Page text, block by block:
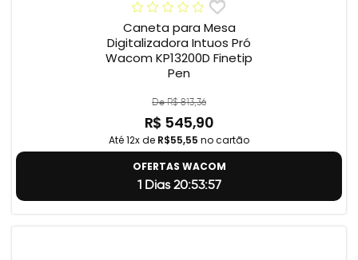
Caneta para Mesa
Digitalizadora Intuos Pró
Wacom KP13200D Finetip
Pen
De R$ 813,36
R$ 545,90
Até 12x de R$55,55 no cartão
OFERTAS WACOM
1 Dias 20:53:56